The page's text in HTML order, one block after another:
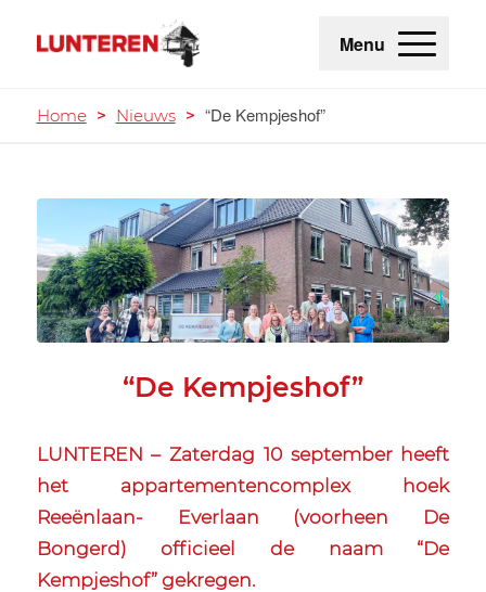
Menu
Home > Nieuws > “De Kempjeshof”
“De Kempjeshof”
LUNTEREN – Zaterdag 10 september heeft
het appartementencomplex hoek
Reeënlaan- Everlaan (voorheen De
Bongerd) officieel de naam “De
Kempjeshof” gekregen.